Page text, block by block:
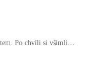
Po chvíli si všimli